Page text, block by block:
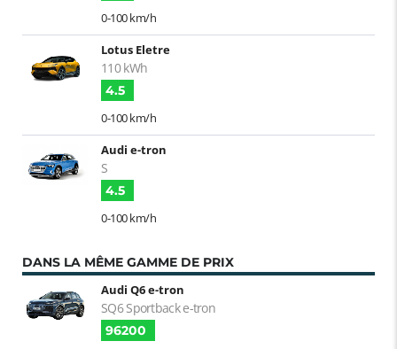
0-100 km/h
Lotus Eletre
110 kWh
4.5
0-100 km/h
Audi e-tron
S
4.5
0-100 km/h
DANS LA MÊME GAMME DE PRIX
Audi Q6 e-tron
SQ6 Sportback e-tron
96200